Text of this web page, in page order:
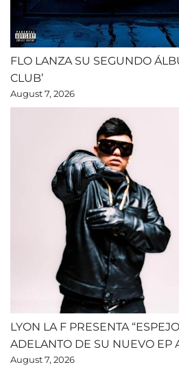
FLO LANZA SU SEGUNDO
CLUB’
August 7, 2026
LYON LA F PRESENTA
ADELANTO DE SU NUEVO EP
August 7, 2026